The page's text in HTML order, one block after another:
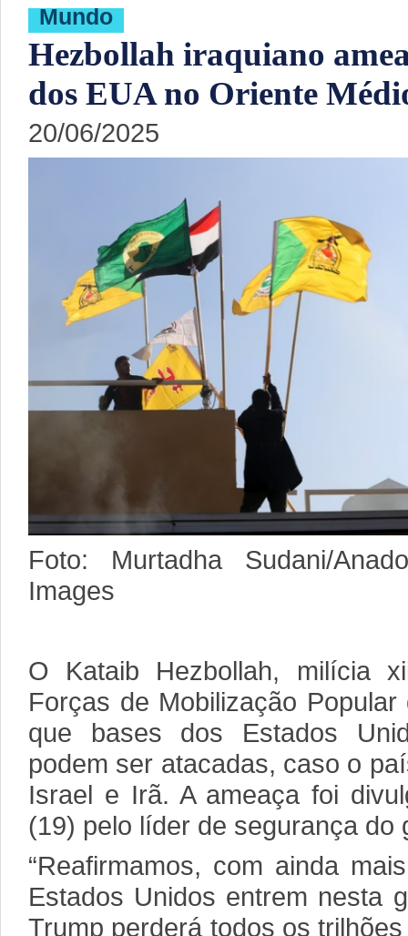
Mundo
Hezbollah iraquiano
dos EUA no Oriente
20/06/2025
Foto: Murtadha Sudani/
Images
O Kataib Hezbollah, milícia
Forças de Mobilização
que bases dos Estados
podem ser atacadas, caso o
Israel e Irã. A ameaça foi
(19) pelo líder de segurança do
“Reafirmamos, com ainda
Estados Unidos entrem nesta
Trump perderá todos os